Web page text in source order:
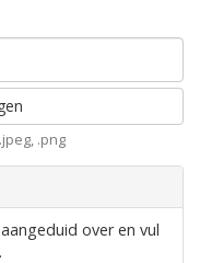
.png
over en vul